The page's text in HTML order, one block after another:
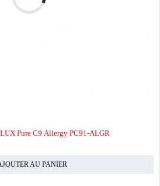
Pure C9 Allergy PC91-ALGR
AU PANIER